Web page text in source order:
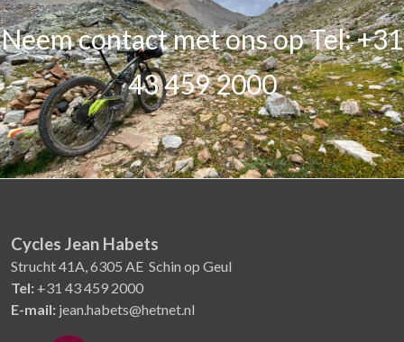
Neem contact met ons op Tel: +31
43 459 2000
Cycles Jean Habets
Strucht 41A, 6305 AE Schin op Geul
Tel: +31 43 459 2000
E-mail: jean.habets@hetnet.nl